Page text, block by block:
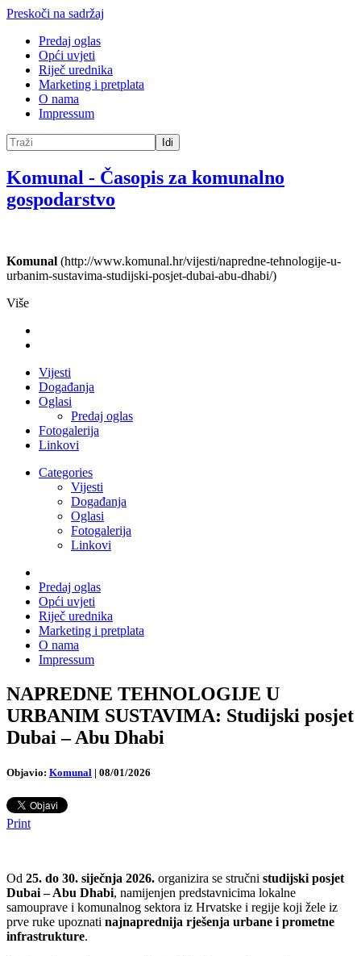
Preskoči na sadržaj
Predaj oglas
Opći uvjeti
Riječ urednika
Marketing i pretplata
O nama
Impressum
Idi
Komunal - Časopis za komunalno
gospodarstvo
Komunal (http://www.komunal.hr/vijesti/napredne-tehnologije-u-
urbanim-sustavima-studijski-posjet-dubai-abu-dhabi/)
Više
Vijesti
Događanja
Oglasi
Predaj oglas
Fotogalerija
Linkovi
Categories
Vijesti
Događanja
Oglasi
Fotogalerija
Linkovi
Predaj oglas
Opći uvjeti
Riječ urednika
Marketing i pretplata
O nama
Impressum
NAPREDNE TEHNOLOGIJE U
URBANIM SUSTAVIMA: Studijski posjet
Dubai – Abu Dhabi
Objavio: Komunal | 08/01/2026
Print
Od 25. do 30. siječnja 2026. organizira se stručni studijski posjet
Dubai – Abu Dhabi, namijenjen predstavnicima lokalne
samouprave i komunalnog sektora iz Hrvatske i regije koji žele iz
prve ruke upoznati najnaprednija rješenja urbane i prometne
infrastrukture.